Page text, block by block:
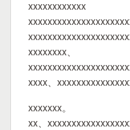
xxxxxxxxxxxx
xxxxxxxx、
xxxx、
xxxxxxx。
xx、